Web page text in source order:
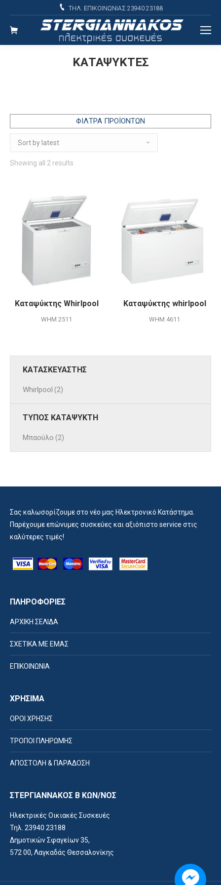
ΤΗΛ. ΕΠΙΚΟΙΝΩΝΙΑΣ 23940 23188
ΚΑΤΑΨΥΚΤΕΣ
ΦΙΛΤΡΑ ΠΡΟΪΟΝΤΩΝ
Showing all 2 results
Καταψύκτης Whirlpool
WHM 2511
Καταψύκτης whirlpool
WHM 4611
ΚΑΤΑΣΚΕΥΑΣΤΗΣ
Whirlpool (2)
ΤΥΠΟΣ ΚΑΤΑΨΥΚΤΗ
Μπαούλο (2)
Σας καλωσορίζουμε στο νέο μας Ηλεκτρονικό Κατάστημα.
Παρέχουμε επώνυμες συσκεύες και αξιόπιστο service στις
καλύτερες τιμές!
ΠΛΗΡΟΦΟΡΙΕΣ
ΑΡΧΙΚΗ ΣΕΛΙΔΑ
ΣΧΕΤΙΚΑ ΜΕ ΕΜΑΣ
ΕΠΙΚΟΙΝΩΝΙΑ
ΧΡΗΣΙΜΑ
ΟΡΟΙ ΧΡΗΣΗΣ
ΤΡΟΠΟΙ ΠΛΗΡΩΜΗΣ
ΑΠΟΣΤΟΛΗ & ΠΑΡΑΔΟΣΗ
ΣΤΕΡΓΙΑΝΝΑΚΟΣ Β ΚΩΝ/ΝΟΣ
Ηλεκτρικές Οικιακές Συσκευές
Τηλ. 23940 23188
Δημοτικών Σφαγείων 35,
572 00, Λαγκαδάς Θεσσαλονίκης